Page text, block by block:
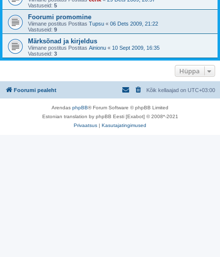
Vastuseid: 5
Foorumi promomine
Viimane postitus Postitas Tupsu « 06 Dets 2009, 21:22
Vastuseid: 9
Märksõnad ja kirjeldus
Viimane postitus Postitas Ainionu « 10 Sept 2009, 16:35
Vastuseid: 3
Hüppa
Foorumi pealeht Kõik kellaajad on UTC+03:00
Arendas phpBB® Forum Software © phpBB Limited
Estonian translation by phpBB Eesti [Exabot] © 2008*-2021
Privaatsus | Kasutajatingimused